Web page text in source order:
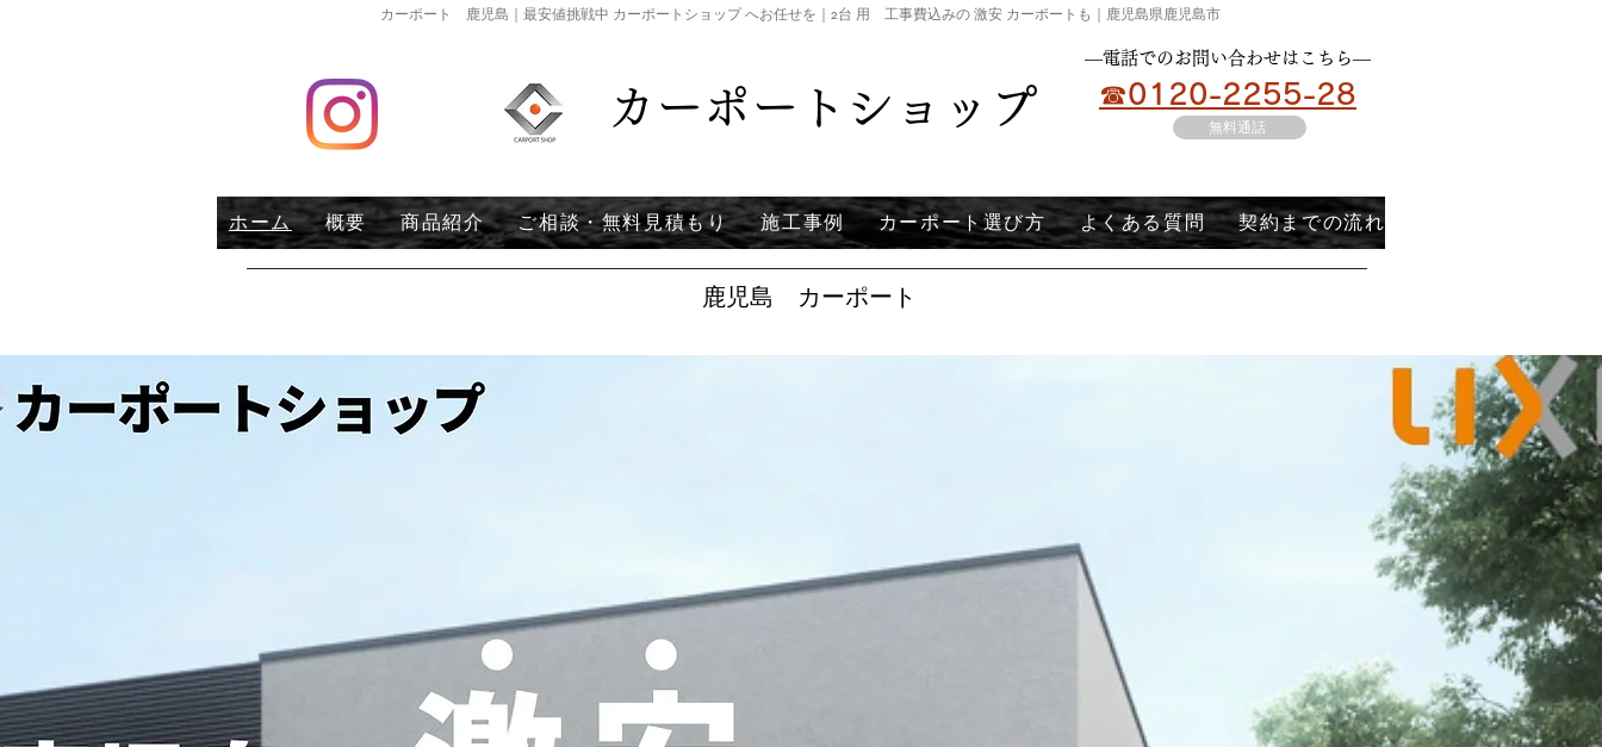
カーポート 鹿児島｜最安値挑戦中 カーポートショップ へお任せを｜2台 用 工事費込みの 激安 カーポートも｜鹿児島県鹿児島市
​―電話でのお問い合わせはこちら―
カーポートショップ ☎0120-2255-28
無料通話
ホーム 概要 商品紹介 ご相談・無料見積もり 施工事例 カーポート選び方 よくある質問 契約までの流れ
鹿児島 カーポート